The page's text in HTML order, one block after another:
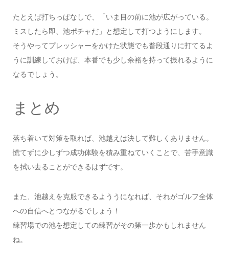
たとえば打ちっぱなしで、「いま目の前に池が広がっている。
ミスしたら即、池ポチャだ」と想定して打つようにします。
そうやってプレッシャーをかけた状態でも普段通りに打てるよ
うに訓練しておけば、本番でも少し余裕を持って振れるように
なるでしょう。
まとめ
落ち着いて対策を取れば、池越えは決して難しくありません。
慌てずに少しずつ成功体験を積み重ねていくことで、苦手意識
を拭い去ることができるはずです。
また、池越えを克服できるよううになれば、それがゴルフ全体
への自信へとつながるでしょう！
練習場での池を想定しての練習がその第一歩かもしれません
ね。